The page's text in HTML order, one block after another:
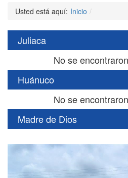
Usted está aquí: Inicio
Juliaca
No se
Huánuco
No se
Madre de Dios